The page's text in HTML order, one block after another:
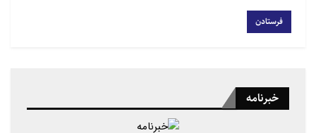
خبرنامه